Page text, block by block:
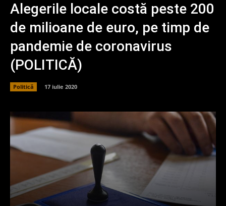
Alegerile locale costă peste 200
de milioane de euro, pe timp de
pandemie de coronavirus
(POLITICĂ)
Politică 17 iulie 2020